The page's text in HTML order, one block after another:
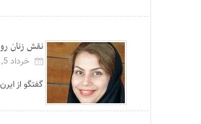
نقش زنان
خرداد 5, 1398
گفتگو از